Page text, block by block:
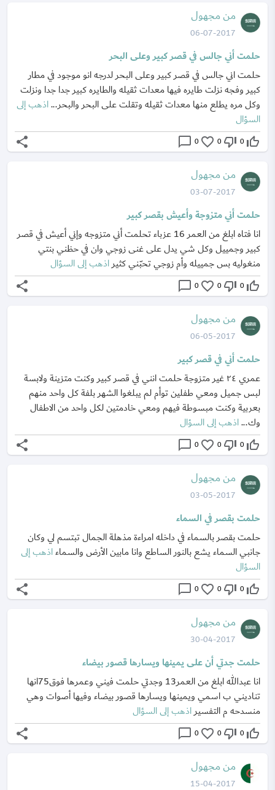
من مجهول
06-07-2017
حلمت أني جالس في قصر كبير وعلى البحر
حلمت اني جالس في قصر كبير وعلى البحر لدرجه انو موجود في مطار
كبير وفجه نزلت طايره فيها معدات ثقيله والطايره كبير جدا جدا ونزلت
وكل مره يطلع منها معدات ثقيله وتقلت على البحر والبحر...اذهب إلى
السؤال
thumb_up_off_alt
0
thumb_down_off_alt
0
favorite_border
0
chat_bubble_outline
share
من مجهول
03-07-2017
حلمت أني متزوجة وأعيش بقصر كبير
انا فتاه ابلغ من العمر 16 عزباء تحلمت أني متزوجه وإني أعيش في قصر
كبير وجمييل وكل شي يدل على غنى زوجي وان في حظني بنتي
منغوليه بس جمييله وأم زوجي تحبّني كثيراذهب إلى السؤال
thumb_up_off_alt
0
thumb_down_off_alt
0
favorite_border
0
chat_bubble_outline
share
من مجهول
06-05-2017
حلمت أني في قصر كبير
عمري ٢٤ غير متزوجة حلمت انني في قصر كبير وكنت متزينة ولابسة
لبس جميل ومعي طفلين توأم لم يبلغوا الشهر بلفة كل واحد منهم
بعربية وكنت مبسوطة فيهم ومعي خادمتين لكل واحد من الاطفال
وك...اذهب إلى السؤال
thumb_up_off_alt
0
thumb_down_off_alt
0
favorite_border
0
chat_bubble_outline
share
من مجهول
03-05-2017
حلمت بقصر في السماء
حلمت بقصر بالسماء في داخله امراءة مذهلة الجمال تبتسم لي وكان
جانبي السماء يشع بالنور الساطع وانا مابين الأرض والسماءاذهب إلى
السؤال
thumb_up_off_alt
0
thumb_down_off_alt
0
favorite_border
0
chat_bubble_outline
share
من مجهول
30-04-2017
حلمت جدتي أن على يمينها ويسارها قصور بيضاء
انا عبدالله ابلغ من العمر13 وجدتي حلمت فيني وعمرها فوق75انها
تناديني ب اسمي ويمينها ويسارها قصور بيضاء وفيها أصوات وهي
منسدحه م التفسيراذهب إلى السؤال
thumb_up_off_alt
0
thumb_down_off_alt
0
favorite_border
0
chat_bubble_outline
share
من مجهول
15-04-2017